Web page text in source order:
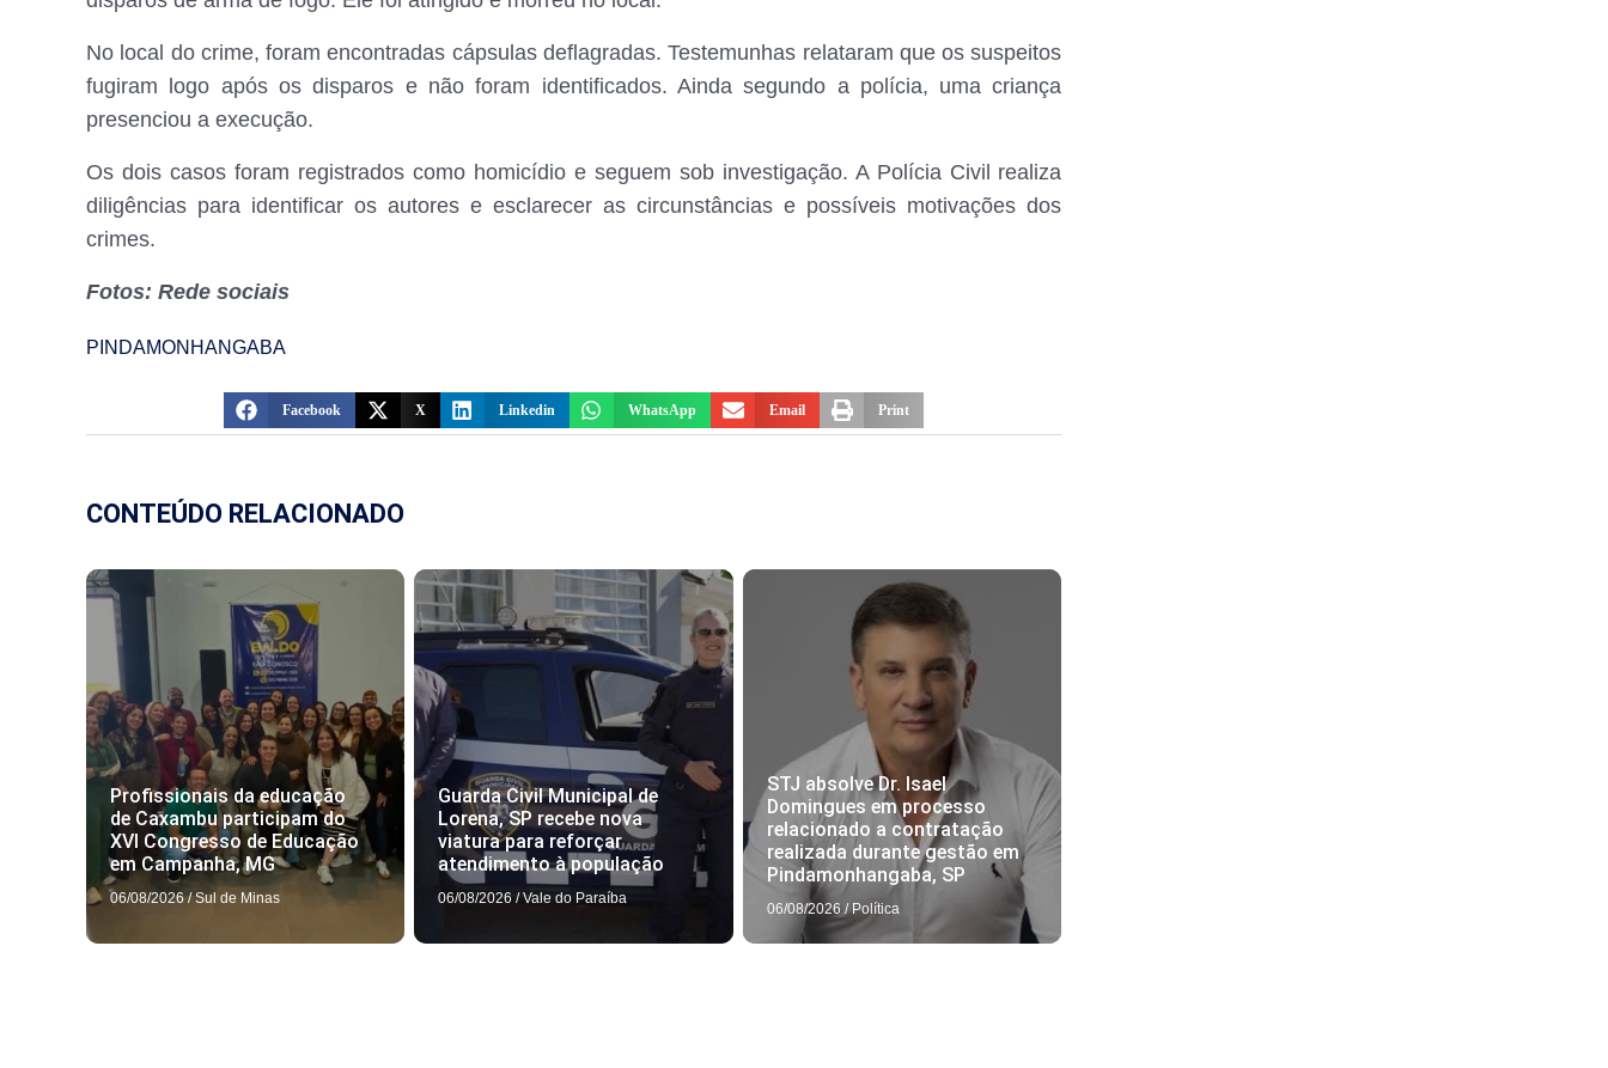
No local do crime, foram encontradas cápsulas deflagradas. Testemunhas relataram que os suspeitos
fugiram logo após os disparos e não foram identificados. Ainda segundo a polícia, uma criança
presenciou a execução.
Os dois casos foram registrados como homicídio e seguem sob investigação. A Polícia Civil realiza
diligências para identificar os autores e esclarecer as circunstâncias e possíveis motivações dos
crimes.
Fotos: Rede sociais
PINDAMONHANGABA
Facebook X Linkedin WhatsApp Email Print
CONTEÚDO RELACIONADO
Profissionais da educação
de Caxambu participam do
XVI Congresso de Educação
em Campanha, MG
06/08/2026 / Sul de Minas
Guarda Civil Municipal de
Lorena, SP recebe nova
viatura para reforçar
atendimento à população
06/08/2026 / Vale do Paraíba
STJ absolve Dr. Isael
Domingues em processo
relacionado a contratação
realizada durante gestão em
Pindamonhangaba, SP
06/08/2026 / Política